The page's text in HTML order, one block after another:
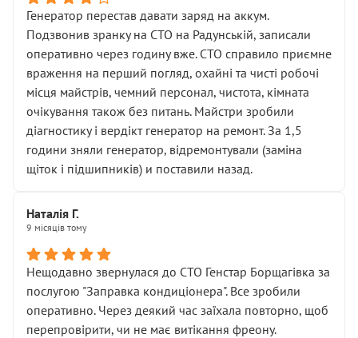
Генератор перестав давати заряд на аккум.
Подзвонив зранку на СТО на Радунській, записали
оперативно через годину вже. СТО справило приємне
враження на перший погляд, охайні та чисті робочі
місця майстрів, чемний персонал, чистота, кімната
очікування також без питань. Майстри зробили
діагностику і вердікт генератор на ремонт. За 1,5
години зняли генератор, відремонтували (заміна
щіток і підшипників) и поставили назад.
Наталія Г.
9 місяців тому
Нещодавно звернулася до СТО Генстар Борщагівка за
послугою "Заправка кондиціонера". Все зробили
оперативно. Через деякий час заїхала повторно, щоб
перепровірити, чи не має витікання фреону.